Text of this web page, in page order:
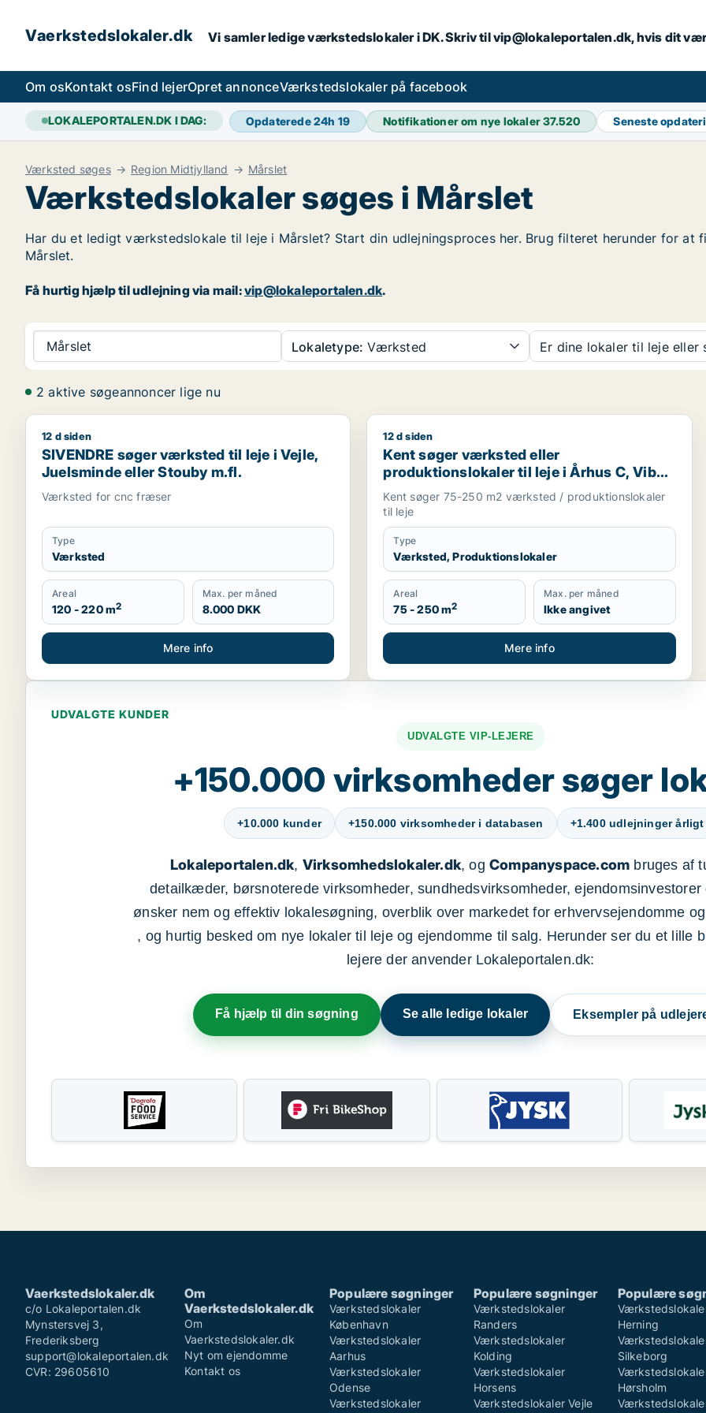
Vaerkstedslokaler.dk Vi samler ledige værkstedslokaler i DK. Skriv til vip@lokaleportalen.dk, hvis dit
Om osKontakt osFind lejerOpret annonceVærkstedslokaler på facebook
LOKALEPORTALEN.DK I DAG: Opdaterede 24h 19 Notifikationer om nye lokaler37.520 Seneste
Værksted søges Region Midtjylland Mårslet
Værkstedslokaler søges i Mårslet
Har du et ledigt værkstedslokale til leje i Mårslet? Start din udlejningsproces her. Brug filteret herunder for at
Mårslet.
Få hurtig hjælp til udlejning via mail:vip@lokaleportalen.dk.
Mårslet Lokaletype: Værksted Er dine lokaler til leje eller
2 aktive søgeannoncer lige nu
SIVENDRE søger værksted til leje i Vejle, Juelsminde eller Stouby m.fl.
12 d siden
SIVENDRE søger værksted til leje i Vejle,
Juelsminde eller Stouby m.fl.
Værksted for cnc fræser
Type
Værksted
Areal
120 - 220 m2
Max. per måned
8.000 DKK
Mere info
Kent søger værksted eller produktionslokaler til leje
12 d siden
Kent søger værksted eller
produktionslokaler til leje i Århus C, Viby J
eller Højbjerg m.fl.
Kent søger 75-250 m2 værksted / produktionslokaler
til leje
Type
Værksted, Produktionslokaler
Areal
75 - 250 m2
Max. per måned
Ikke angivet
Mere info
UDVALGTE KUNDER
UDVALGTE VIP-LEJERE
+150.000 virksomheder søger
+10.000 kunder +150.000 virksomheder i databasen +1.400 udlejninger årligt
Lokaleportalen.dk, Virksomhedslokaler.dk, og Companyspace.com bruges af
detailkæder, børsnoterede virksomheder, sundhedsvirksomheder, ejendomsinvestorer
ønsker nem og effektiv lokalesøgning, overblik over markedet for erhvervsejendomme
, og hurtig besked om nye lokaler til leje og ejendomme til salg. Herunder ser du et lille
lejere der anvender Lokaleportalen.dk:
Få hjælp til din søgning Se alle ledige lokaler Eksempler på
Vaerkstedslokaler.dk
c/o Lokaleportalen.dk
Mynstersvej 3,
Frederiksberg
support@lokaleportalen.dk
CVR: 29605610
Om
Vaerkstedslokaler.dk
Om
Vaerkstedslokaler.dk
Nyt om ejendomme
Kontakt os
Populære søgninger
Værkstedslokaler
København
Værkstedslokaler
Aarhus
Værkstedslokaler
Odense
Værkstedslokaler
Populære søgninger
Værkstedslokaler
Randers
Værkstedslokaler
Kolding
Værkstedslokaler
Horsens
Værkstedslokaler Vejle
Populære
Herning
Silkeborg
Hørsholm